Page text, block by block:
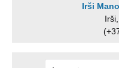
Irši